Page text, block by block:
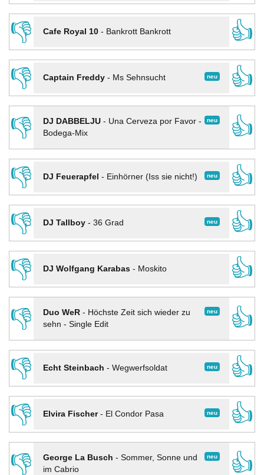
👎
Cafe Royal 10- Bankrott Bankrott
👍
👎
neu
Captain Freddy- Ms Sehnsucht
👍
👎
neu
DJ DABBELJU- Una Cerveza por Favor -
Bodega-Mix
👍
👎
neu
DJ Feuerapfel - Einhörner (Iss sie nicht!)
👍
👎
neu
DJ Tallboy- 36 Grad
👍
👎
DJ Wolfgang Karabas- Moskito
👍
👎
neu
Duo WeR- Höchste Zeit sich wieder zu
sehn - Single Edit
👍
👎
neu
Echt Steinbach - Wegwerfsoldat
👍
👎
neu
Elvira Fischer- El Condor Pasa
👍
👎
neu
George La Busch - Sommer, Sonne und
im Cabrio
👍